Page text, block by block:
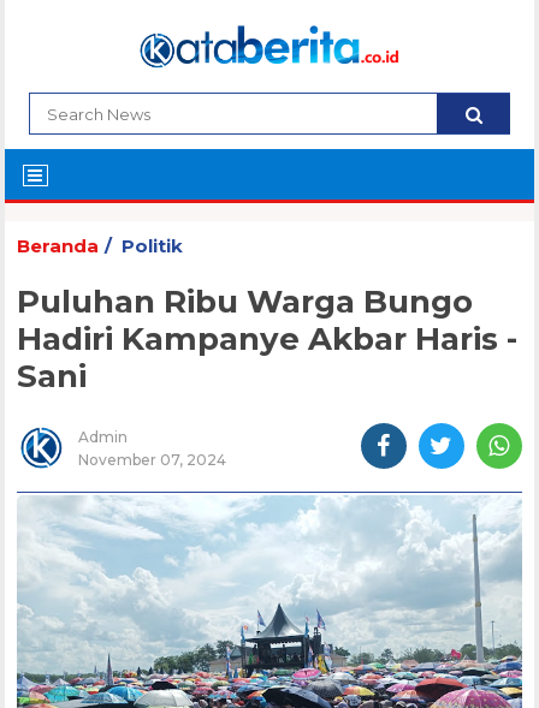
Beranda Politik
Puluhan Ribu Warga Bungo
Hadiri Kampanye Akbar Haris -
Sani
Admin
November 07, 2024